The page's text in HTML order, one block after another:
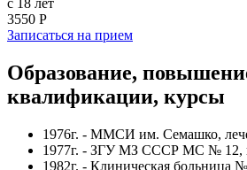
с 18 лет
3550 Р
Записаться на прием
Образование,
квалификации, курсы
1976г. - ММСИ им. Семашко,
1977г. - ЗГУ МЗ СССР МС № 12,
1982г. - Клиническая